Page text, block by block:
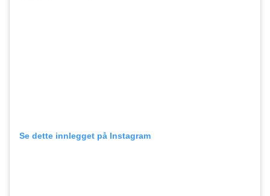
Se dette innlegget på Instagram